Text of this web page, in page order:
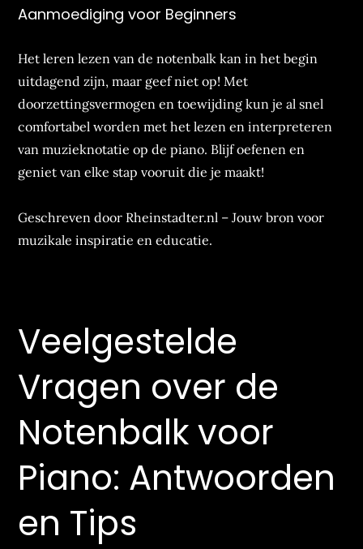
Aanmoediging voor Beginners
Het leren lezen van de notenbalk kan in het begin
uitdagend zijn, maar geef niet op! Met
doorzettingsvermogen en toewijding kun je al snel
comfortabel worden met het lezen en interpreteren
van muzieknotatie op de piano. Blijf oefenen en
geniet van elke stap vooruit die je maakt!
Geschreven door Rheinstadter.nl – Jouw bron voor
muzikale inspiratie en educatie.
Veelgestelde
Vragen over de
Notenbalk voor
Piano: Antwoorden
en Tips